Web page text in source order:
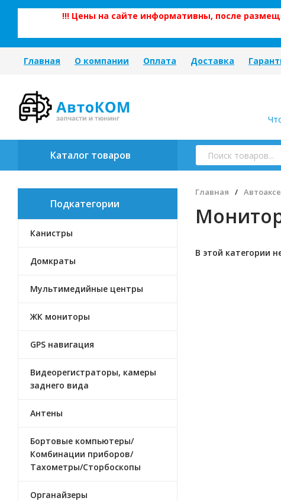
!!! Цены на сайте информативны, после
Главная О компании Оплата Доставка
Каталог товаров
Подкатегории
Канистры
Домкраты
Мультимедийные центры
ЖК мониторы
GPS навигация
Видеорегистраторы, камеры
заднего вида
Антены
Бортовые компьютеры/
Комбинации приборов/
Тахометры/Сторбоскопы
Органайзеры
Главная /
В этой категории